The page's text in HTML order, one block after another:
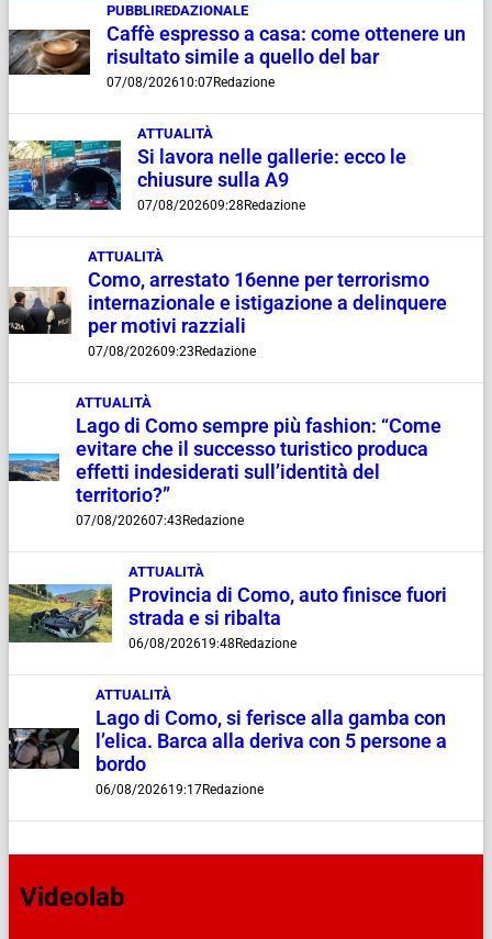
PUBBLIREDAZIONALE
Caffè espresso a casa: come ottenere un
risultato simile a quello del bar
07/08/202610:07Redazione
ATTUALITÀ
Si lavora nelle gallerie: ecco le
chiusure sulla A9
07/08/202609:28 Redazione
ATTUALITÀ
Como, arrestato 16enne per terrorismo
internazionale e istigazione a delinquere
per motivi razziali
07/08/202609:23 Redazione
ATTUALITÀ
Lago di Como sempre più fashion: “Come
evitare che il successo turistico produca
effetti indesiderati sull’identità del
territorio?”
07/08/202607:43 Redazione
ATTUALITÀ
Provincia di Como, auto finisce fuori
strada e si ribalta
06/08/202619:48 Redazione
ATTUALITÀ
Lago di Como, si ferisce alla gamba con
l’elica. Barca alla deriva con 5 persone a
bordo
06/08/202619:17Redazione
Videolab